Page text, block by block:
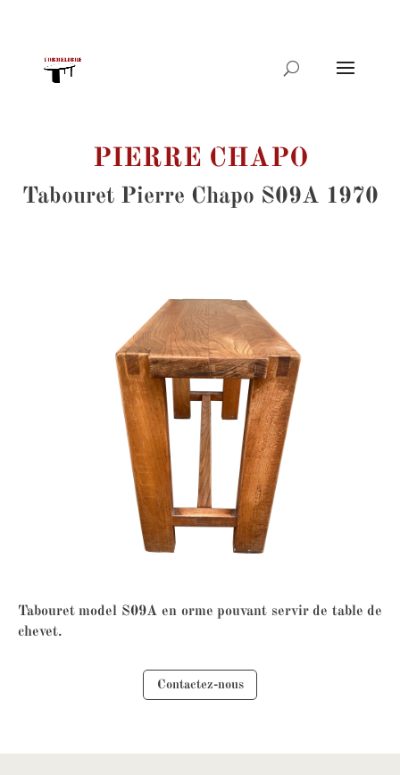
produits
PIERRE CHAPO
Tabouret Pierre Chapo S09A 1970
Tabouret model S09A en orme pouvant servir de table de
chevet.
Contactez-nous